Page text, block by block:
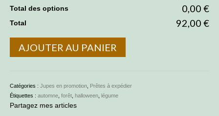
Total des options 0,00 €
Total 92,00 €
noir
Jack
O'Lantern
AJOUTER AU PANIER
Catégories : Jupes en promotion Prêtes à expédier
Étiquettes : automne forêt halloween légume
Partagez mes articles